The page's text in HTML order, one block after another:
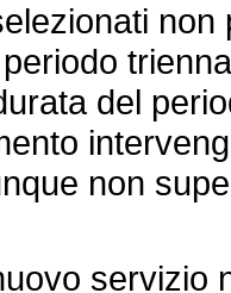
non
del
non
servizio